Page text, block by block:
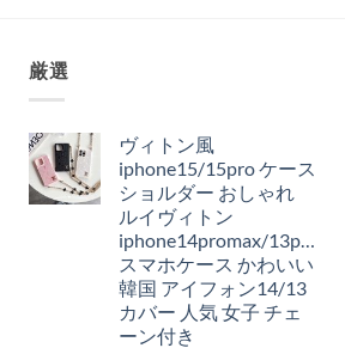
厳選
ヴィトン風
iphone15/15pro ケース
ショルダー おしゃれ
ルイヴィトン
iphone14promax/13pro/12
スマホケース かわいい
韓国 アイフォン14/13
カバー 人気 女子 チェ
ーン付き